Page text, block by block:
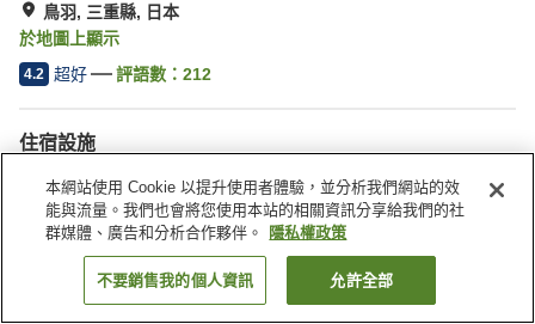
鳥羽, 三重縣, 日本
於地圖上顯示
4.2 超好 評語數： 212
住宿設施
停車場
按摩浴缸
三溫暖
Spa／美容沙龍
找客房
本網站使用 Cookie 以提升使用者體驗，並分析我們網站的效
能與流量。我們也會將您使用本站的相關資訊分享給我們的社
群媒體、廣告和分析合作夥伴。
隱私權政策
不要銷售我的個人資訊 允許全部